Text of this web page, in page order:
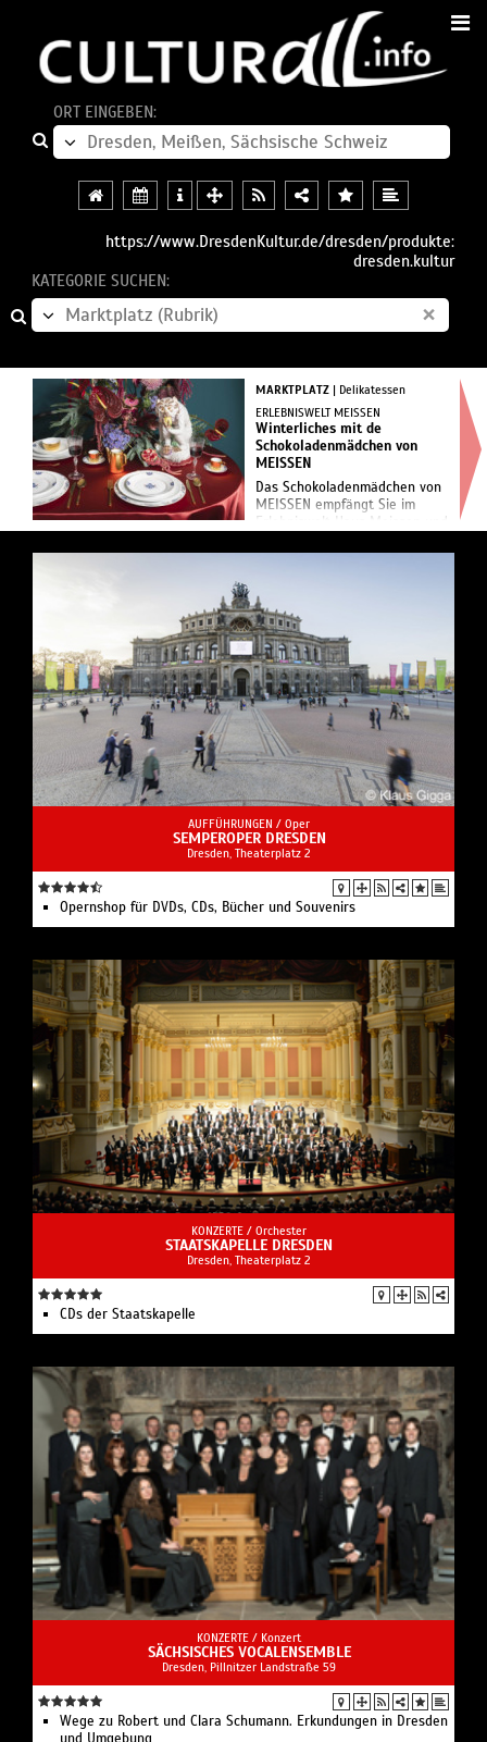
ORT EINGEBEN:
https://www.DresdenKultur.de/dresden/produkte:
dresden.kultur
KATEGORIE SUCHEN:
×
MARKTPLATZ | Delikatessen
ERLEBNISWELT MEISSEN
Winterliches mit de
Schokoladenmädchen von
MEISSEN
Das Schokoladenmädchen von
MEISSEN empfängt Sie im
Erlebniswelt Haus Meissen und
Schokolade nach einer
Jahrhundert. Es führt Sie durch
die Schauwerk...
AUFFÜHRUNGEN / Oper
SEMPEROPER DRESDEN
Dresden, Theaterplatz 2
Opernshop für DVDs, CDs, Bücher und Souvenirs
KONZERTE / Orchester
STAATSKAPELLE DRESDEN
Dresden, Theaterplatz 2
CDs der Staatskapelle
KONZERTE / Konzert
SÄCHSISCHES VOCALENSEMBLE
Dresden, Pillnitzer Landstraße 59
Wege zu Robert und Clara Schumann. Erkundungen in Dresden